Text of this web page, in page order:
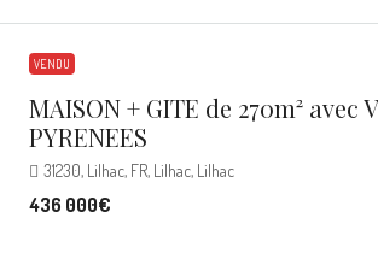
VENDU
MAISON + GITE de 270m² avec
PYRENEES
31230, Lilhac, FR, Lilhac, Lilhac
436 000€